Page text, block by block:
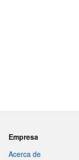
Empresa
Acerca de